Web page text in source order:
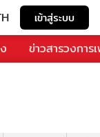
เข้าสู่ระบบ
ข่าวสารวงการ